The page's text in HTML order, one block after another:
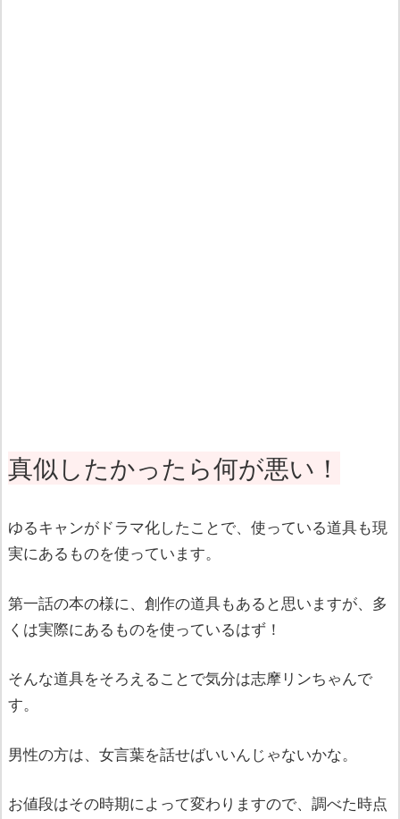
真似したかったら何が悪い！
ゆるキャンがドラマ化したことで、使っている道具も現
実にあるものを使っています。
第一話の本の様に、創作の道具もあると思いますが、多
くは実際にあるものを使っているはず！
そんな道具をそろえることで気分は志摩リンちゃんで
す。
男性の方は、女言葉を話せばいいんじゃないかな。
お値段はその時期によって変わりますので、調べた時点